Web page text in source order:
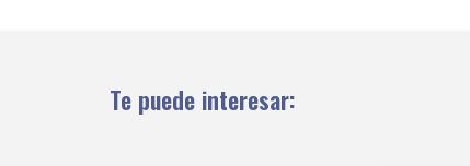
Te puede interesar: